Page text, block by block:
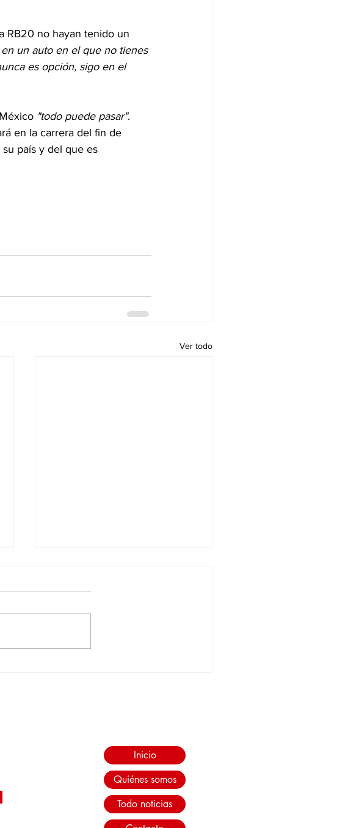
RB20 no hayan tenido un
un auto en el que no tienes
es opción, sigo en el
"todo puede pasar".
en la carrera del fin de
país y del que es
Ver todo
Inicio
Quiénes somos
Todo noticias